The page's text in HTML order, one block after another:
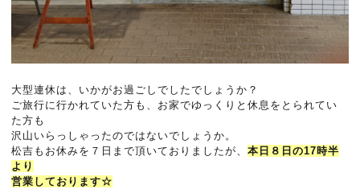
大型連休は、いかがお過ごしでしたでしょうか？
ご旅行に行かれていた方も、お家でゆっくりと休息をとられてい
た方も
沢山いらっしゃったのではないでしょうか。
松吉もお休みを７日まで頂いておりましたが、本日８日の17時半
より
営業しております☆